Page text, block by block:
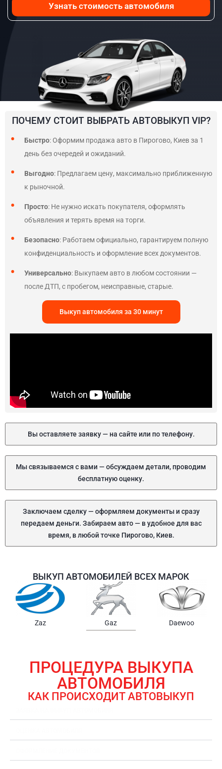
Узнать стоимость автомобиля
ПОЧЕМУ СТОИТ ВЫБРАТЬ АВТОВЫКУП VIP?
Быстро: Оформим продажа авто в Пирогово, Киев за 1
день без очередей и ожиданий.
Выгодно: Предлагаем цену, максимально приближенную
к рыночной.
Просто: Не нужно искать покупателя, оформлять
объявления и терять время на торги.
Безопасно: Работаем официально, гарантируем полную
конфиденциальность и оформление всех документов.
Универсально: Выкупаем авто в любом состоянии —
после ДТП, с пробегом, неисправные, старые.
Выкуп автомобиля за 30 минут
Вы оставляете заявку — на сайте или по телефону.
Мы связываемся с вами — обсуждаем детали, проводим
бесплатную оценку.
Заключаем сделку — оформляем документы и сразу
передаем деньги. Забираем авто — в удобное для вас
время, в любой точке Пирогово, Киев.
ВЫКУП АВТОМОБИЛЕЙ ВСЕХ МАРОК
Samsung Chrysler Gmc
ПРОЦЕДУРА ВЫКУПА
АВТОМОБИЛЯ
КАК ПРОИСХОДИТ АВТОВЫКУП